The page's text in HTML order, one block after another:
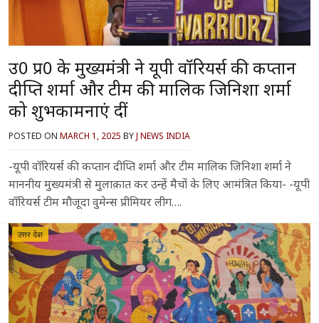
उ0 प्र0 के मुख्यमंत्री ने यूपी वॉरियर्स की कप्तान
दीप्ति शर्मा और टीम की मालिक जिनिशा शर्मा
को शुभकामनाएं दीं
POSTED ON MARCH 1, 2025 BYJ NEWS INDIA
-यूपी वॉरियर्स की कप्तान दीप्ति शर्मा और टीम मालिक जिनिशा शर्मा ने
माननीय मुख्यमंत्री से मुलाक़ात कर उन्हें मैचों के लिए आमंत्रित किया- -यूपी
वॉरियर्स टीम मौजूदा वुमेन्स प्रीमियर लीग….
उत्तर प्रदेश